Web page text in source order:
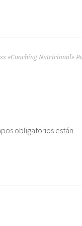
«Coaching Nutricional»
obligatorios están